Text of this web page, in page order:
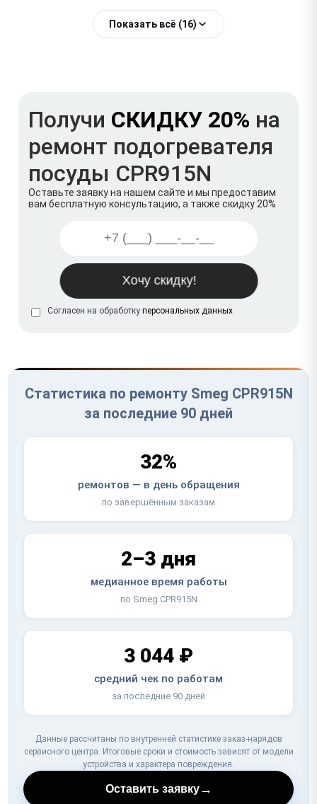
Показать всё (16)
Получи СКИДКУ 20% на
ремонт подогревателя
посуды CPR915N
Оставьте заявку на нашем сайте и мы предоставим
вам бесплатную консультацию, а также скидку 20%
Согласен на обработку персональных данных
Статистика по ремонту Smeg CPR915N
за последние 90 дней
32%
ремонтов — в день обращения
по завершённым заказам
2–3 дня
медианное время работы
по Smeg CPR915N
3 044 ₽
средний чек по работам
за последние 90 дней
Данные рассчитаны по внутренней статистике заказ-нарядов
сервисного центра. Итоговые сроки и стоимость зависят от модели
устройства и характера повреждения.
Оставить заявку→